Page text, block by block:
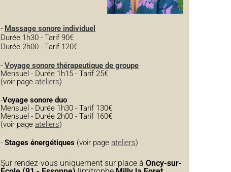
- Massage sonore individuel
Durée 1h30 - Tarif 90€
Durée 2h00 - Tarif 120€
- Voyage sonore thérapeutique de groupe
Mensuel - Durée 1h15 - Tarif 25€
(voir page ateliers)
-Voyage sonore duo
Mensuel - Durée 1h30 - Tarif 130€
Mensuel - Durée 2h00 - Tarif 160€
(voir page ateliers)
- Stages énergétiques (voir page ateliers)
Sur rendez-vous uniquement sur place à Oncy-sur-